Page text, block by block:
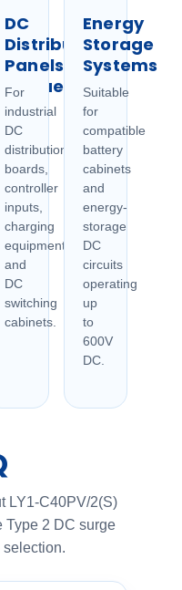
DC
Distribution
Panels
For
industrial
DC
distribution
boards,
controller
inputs,
charging
equipment,
and
DC
switching
cabinets.
Energy
Storage
Systems
Suitable
for
compatible
battery
cabinets
and
energy-
storage
DC
circuits
operating
up
to
600V
DC.
LY1-C40PV/2(S)
Type 2 DC surge
selection.